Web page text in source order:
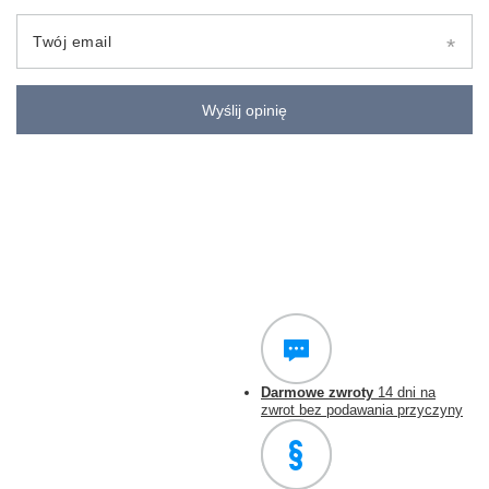
Twój email
Wyślij opinię
Darmowe zwroty 14 dni na
zwrot bez podawania przyczyny